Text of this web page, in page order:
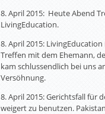
8. April 2015: Heute Abend
LivingEducation.
8. April 2015:
Treffen mit dem Ehemann,
kam schlussendlich bei uns
Versöhnung.
8. April 2015: Gerichtsfall für
weigert zu benutzen.